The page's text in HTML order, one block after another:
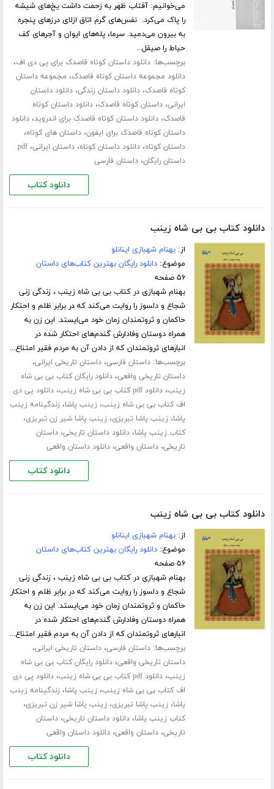
می‌خوانیم: آفتاب ظهر به زحمت داشت یخ‌های شیشه
را پاک می‌کرد. نفس‌های گرم اتاق ازلای درزهای پنجره
به بیرون می‌دمید. سرما، پله‌های ایوان و آجرهای کف
حیاط را صیقل...
برچسب‌ها:دانلود داستان کوتاه قاصدک برای پی دی اف،
دانلود مجموعه داستان کوتاه قاصدک، مجموعه داستان
کوتاه قاصدک،دانلود داستان زندگی،دانلود داستان
ایرانی،داستان کوتاه قاصدک،دانلود داستان کوتاه
قاصدک،دانلود داستان کوتاه قاصدک برای اندروید،دانلود
داستان کوتاه قاصدک برای ایفون،داستان های کوتاه،
داستان کوتاه،دانلود داستان کوتاه،داستان ایرانی،pdf
داستان رایگان،داستان فارسی
دانلود کتاب
دانلود کتاب بی بی شاه زینب
از:بهنام شهبازی اینانلو
موضوع:دانلود رایگان بهترین کتاب‌های داستان
۵۶ صفحه
بهنام شهبازی در کتاب بی بی شاه زینب ، زندگی زنی
شجاع و دلسوز را روایت می‌کند که در برابر ظلم و احتکار
حاکمان و ثروتمندان زمان خود می‌ایستد. این زن به
همراه دوستان وفادارش گندم‌های احتکار شده در
انبارهای ثروتمندان که از دادن آن به مردم فقیر امتناع...
برچسب‌ها:داستان فارسی،داستان تاریخی ایرانی،
داستان تاریخی واقعی،دانلود رایگان کتاب بی بی شاه
زینب،دانلود pdf کتاب بی بی شاه زینب ،دانلود پی دی
اف کتاب بی بی شاه زینب، زینب پاشا، زندگینامه زینب
پاشا، زینب پاشا تبریزی، زینب پاشا شیر زن تبریزی،
کتاب زینب پاشا،دانلود داستان تاریخی،داستان
تاریخی،داستان واقعی،دانلود داستان واقعی
دانلود کتاب
دانلود کتاب بی بی شاه زینب
از:بهنام شهبازی اینانلو
موضوع:دانلود رایگان بهترین کتاب‌های داستان
۵۶ صفحه
بهنام شهبازی در کتاب بی بی شاه زینب ، زندگی زنی
شجاع و دلسوز را روایت می‌کند که در برابر ظلم و احتکار
حاکمان و ثروتمندان زمان خود می‌ایستد. این زن به
همراه دوستان وفادارش گندم‌های احتکار شده در
انبارهای ثروتمندان که از دادن آن به مردم فقیر امتناع...
برچسب‌ها:داستان فارسی،داستان تاریخی ایرانی،
داستان تاریخی واقعی،دانلود رایگان کتاب بی بی شاه
زینب،دانلود pdf کتاب بی بی شاه زینب ،دانلود پی دی
اف کتاب بی بی شاه زینب، زینب پاشا، زندگینامه زینب
پاشا، زینب پاشا تبریزی، زینب پاشا شیر زن تبریزی،
کتاب زینب پاشا،دانلود داستان تاریخی،داستان
تاریخی،داستان واقعی،دانلود داستان واقعی
دانلود کتاب